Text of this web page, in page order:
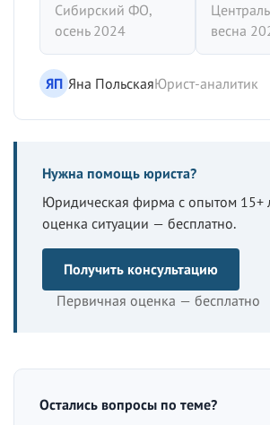
Сибирский ФО,
осень 2024
весна
ЯП Яна ПольскаяЮрист-аналитик
Нужна помощь юриста?
Юридическая фирма с опытом 15+
оценка ситуации — бесплатно.
Получить консультацию
Первичная оценка — бесплатно
Остались вопросы по теме?